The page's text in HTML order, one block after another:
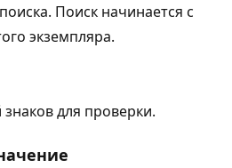
Поиск начинается с
экземпляра.
для проверки.